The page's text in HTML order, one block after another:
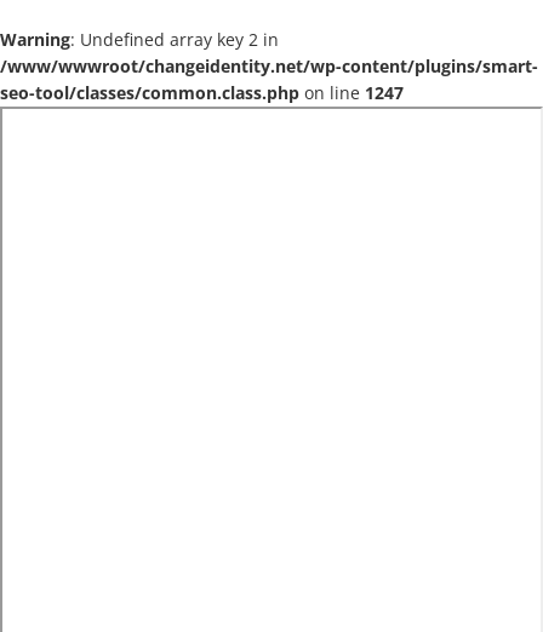
Warning: Undefined array key 2 in
/www/wwwroot/changeidentity.net/wp-content/plugins/smart-
seo-tool/classes/common.class.php on line 1247